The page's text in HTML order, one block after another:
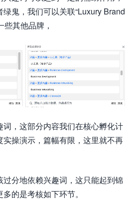
鬼，我们可以关联“Luxury Brand
些其他品牌，
词，这部分内容我们在核心孵化计
操演示，篇幅有限，这里就不再
分地依赖兴趣词，这只能起到锦
的是考核如下环节。